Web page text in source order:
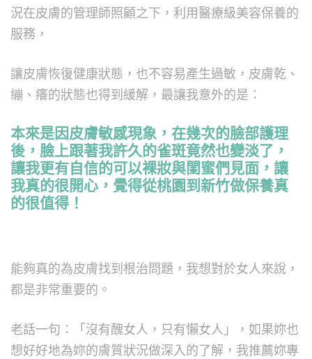
況在皮膚的管理師照顧之下，利用醫療級美容保養的
服務，
讓皮膚恢復健康狀態，也不容易產生過敏，皮膚乾、
繃、癢的狀態也得到緩解，最讓我意外的是：
本來是因皮膚敏感現象，在幾次的臉部護理
後，臉上跟著我許久的雀斑竟然也變淡了，
讓我更有自信的可以裸妝與閨蜜們見面，讓
我真的很開心，覺得從桃園到新竹做保養真
的很值得！
能夠真的為皮膚找到根治問題，我想對於女人來說，
都是非常重要的。
老話一句：「沒有醜女人，只有懶女人」，如果妳也
想好好地為妳的膚質狀況做深入的了解，我推薦妳專